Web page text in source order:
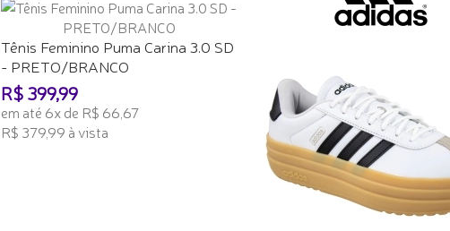
Tênis Feminino Puma Carina 3.0 SD
- PRETO/BRANCO
R$ 399,99
em até 6x de R$ 66,67
R$ 379,99 à vista